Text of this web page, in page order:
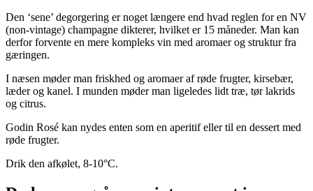
Den ‘sene’ degorgering er noget længere end hvad reglen for en NV
(non-vintage) champagne dikterer, hvilket er 15 måneder. Man kan
derfor forvente en mere kompleks vin med aromaer og struktur fra
gæringen.
I næsen møder man friskhed og aromaer af røde frugter, kirsebær,
læder og kanel. I munden møder man ligeledes lidt træ, tør lakrids
og citrus.
Godin Rosé kan nydes enten som en aperitif eller til en dessert med
røde frugter.
Drik den afkølet, 8-10°C.